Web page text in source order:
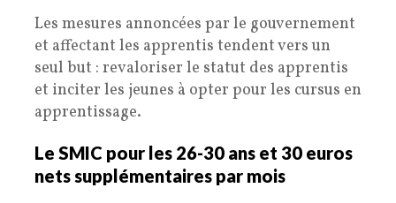
Les mesures annoncées par le gouvernement
et affectant les apprentis tendent vers un
seul but : revaloriser le statut des apprentis
et inciter les jeunes à opter pour les cursus en
apprentissage.
Le SMIC pour les 26-30 ans et 30 euros
nets supplémentaires par mois